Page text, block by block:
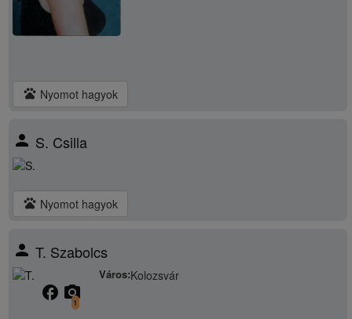
pets Nyomot hagyok
person S. Csilla
pets Nyomot hagyok
person T. Szabolcs
Város:Kolozsvár
facebook camera_alt
1